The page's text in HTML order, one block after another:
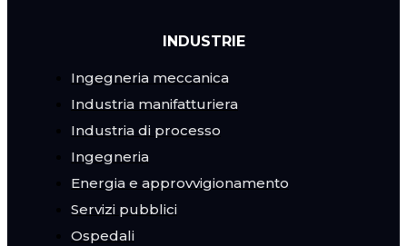
INDUSTRIE
Ingegneria meccanica
Industria manifatturiera
Industria di processo
Ingegneria
Energia e approvvigionamento
Servizi pubblici
Ospedali